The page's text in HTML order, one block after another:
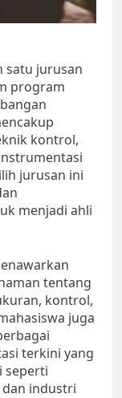
satu jurusan
program
kontrol,
jurusan ini
menjadi ahli
tentang
kontrol,
juga
terkini yang
seperti
industri